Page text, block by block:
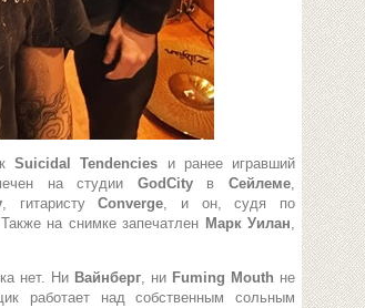
кSuicidal Tendencies и ранее игравший
на студии GodCityвСейлеме,
, гитаристуConverge, и он, судя по
на снимке запечатлен Марк Уилан,
нет. Ни Вайнберг, ни Fuming Mouth не
работает над собственным сольным